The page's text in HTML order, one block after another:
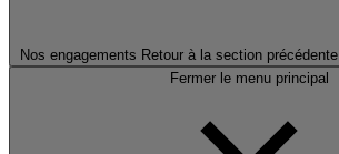
Nos engagements Retour à la section précédente
Fermer le menu principal